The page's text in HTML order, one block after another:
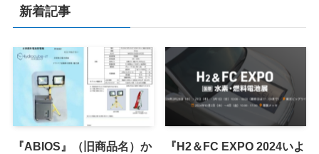
新着記事
『ABIOS』（旧商品名）か
『H2＆FC EXPO 2024いよ